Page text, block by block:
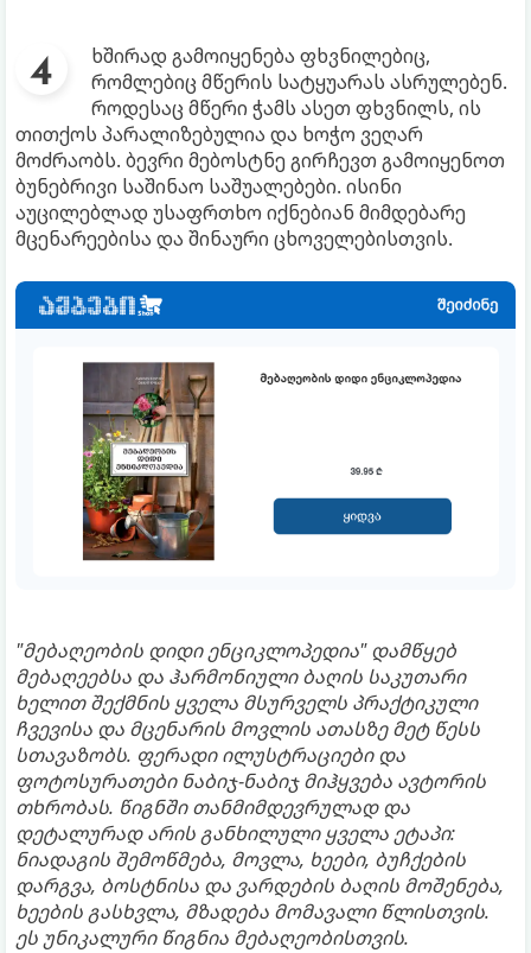
ხშირად გამოიყენება ფხვნილებიც,
რომლებიც მწერის სატყუარას ასრულებენ.
როდესაც მწერი ჭამს ასეთ ფხვნილს, ის
თითქოს პარალიზებულია და ხოჭო ვეღარ
მოძრაობს. ბევრი მებოსტნე გირჩევთ გამოიყენოთ
ბუნებრივი საშინაო საშუალებები. ისინი
აუცილებლად უსაფრთხო იქნებიან მიმდებარე
მცენარეებისა და შინაური ცხოველებისთვის.
"მებაღეობის დიდი ენციკლოპედია" დამწყებ
მებაღეებსა და ჰარმონიული ბაღის საკუთარი
ხელით შექმნის ყველა მსურველს პრაქტიკული
ჩვევისა და მცენარის მოვლის ათასზე მეტ წესს
სთავაზობს. ფერადი ილუსტრაციები და
ფოტოსურათები ნაბიჯ-ნაბიჯ მიჰყვება ავტორის
თხრობას. წიგნში თანმიმდევრულად და
დეტალურად არის განხილული ყველა ეტაპი:
ნიადაგის შემოწმება, მოვლა, ხეები, ბუჩქების
დარგვა, ბოსტნისა და ვარდების ბაღის მოშენება,
ხეების გასხვლა, მზადება მომავალი წლისთვის.
ეს უნიკალური წიგნია მებაღეობისთვის.